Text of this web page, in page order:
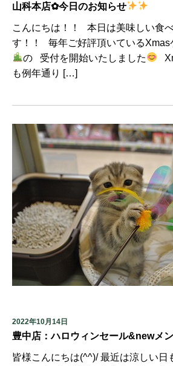
山科本店✿今日のお知らせ
こんにちは！！ 本日は美味しい食
す！！ 毎年ご好評頂いているXmas
の 受付を開始いたしました
も例年通り […]
2022年10月14日
豊中店：ハロウィンセール&newメ
皆様こんにちは(^^)/ 最近は涼しい日